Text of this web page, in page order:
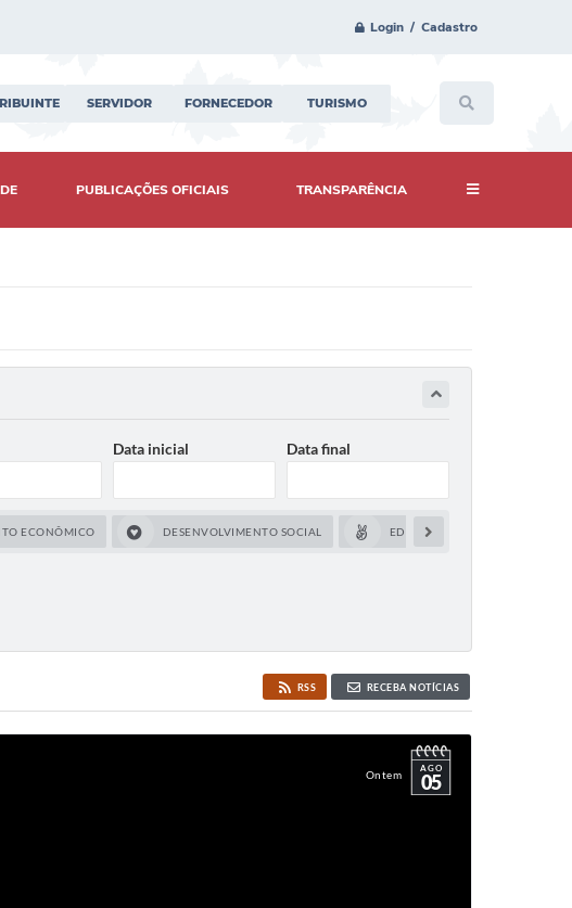
Login / Cadastro
SERVIDOR FORNECEDOR TURISMO
PUBLICAÇÕES OFICIAIS TRANSPARÊNCIA
Data inicial Data final
ECONÔMICO DESENVOLVIMENTO SOCIAL EDUCAÇÃO
RSS RECEBA NOTÍCIAS
Ontem AGO
05